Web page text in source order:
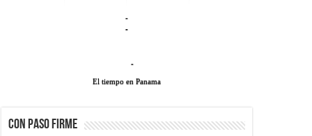
-
-
-
El tiempo en Panama
CON PASO FIRME